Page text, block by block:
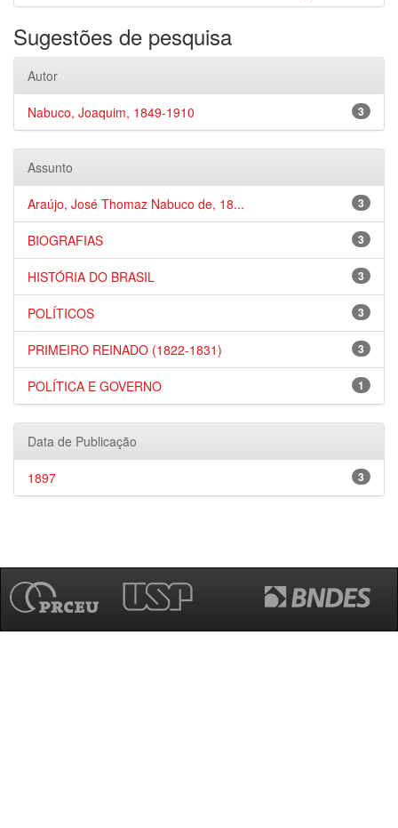
Sugestões de pesquisa
Autor
3
Nabuco, Joaquim, 1849-1910
Assunto
3
Araújo, José Thomaz Nabuco de, 18...
3
BIOGRAFIAS
3
HISTÓRIA DO BRASIL
3
POLÍTICOS
3
PRIMEIRO REINADO (1822-1831)
1
POLÍTICA E GOVERNO
Data de Publicação
3
1897